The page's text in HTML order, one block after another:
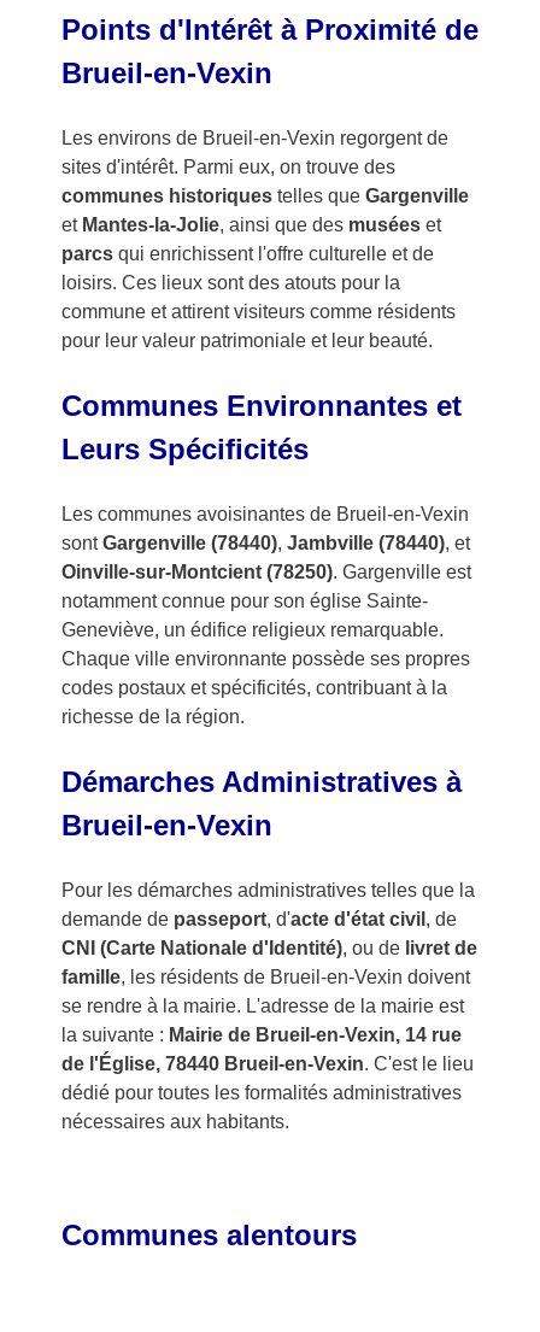
Points d'Intérêt à Proximité de
Brueil-en-Vexin
Les environs de Brueil-en-Vexin regorgent de
sites d'intérêt. Parmi eux, on trouve des
communes historiquestelles que Gargenville
et Mantes-la-Jolie, ainsi que des muséeset
parcsqui enrichissent l'offre culturelle et de
loisirs. Ces lieux sont des atouts pour la
commune et attirent visiteurs comme résidents
pour leur valeur patrimoniale et leur beauté.
Communes Environnantes et
Leurs Spécificités
Les communes avoisinantes de Brueil-en-Vexin
sontGargenville (78440), Jambville (78440), et
Oinville-sur-Montcient (78250). Gargenville est
notamment connue pour son église Sainte-
Geneviève, un édifice religieux remarquable.
Chaque ville environnante possède ses propres
codes postaux et spécificités, contribuant à la
richesse de la région.
Démarches Administratives à
Brueil-en-Vexin
Pour les démarches administratives telles que la
demande de passeport, d'acte d'état civil , de
CNI (Carte Nationale d'Identité), ou de livret de
famille, les résidents de Brueil-en-Vexin doivent
se rendre à la mairie. L'adresse de la mairie est
la suivante : Mairie de Brueil-en-Vexin, 14 rue
de l'Église, 78440 Brueil-en-Vexin. C'est le lieu
dédié pour toutes les formalités administratives
nécessaires aux habitants.
Communes alentours